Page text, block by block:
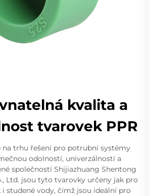
kvalita a
tvarovek PPR
na trhu řešení pro potrubní systémy
odolností, univerzálností a
společností Shijiazhuang Shentong
Ltd. jsou tyto tvarovky určeny jak pro
studené vody, čímž jsou ideální pro